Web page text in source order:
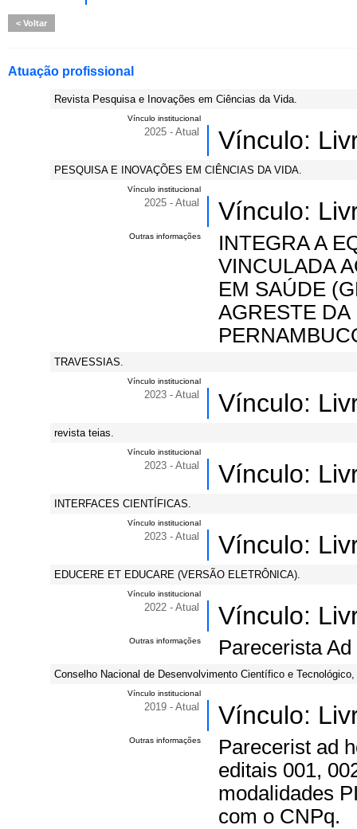
Voltar
Atuação profissional
Revista Pesquisa e Inovações em Ciências da Vida.
Vínculo institucional
2025 - Atual Vínculo:
PESQUISA E INOVAÇÕES EM CIÊNCIAS DA VIDA.
Vínculo institucional
2025 - Atual Vínculo:
Outras informações
INTEGRA A
VINCULADA
EM SAÚDE
AGRESTE
TRAVESSIAS.
Vínculo institucional
2023 - Atual Vínculo:
revista teias.
Vínculo institucional
2023 - Atual Vínculo:
INTERFACES CIENTÍFICAS.
Vínculo institucional
2023 - Atual Vínculo:
EDUCERE ET EDUCARE (VERSÃO ELETRÔNICA).
Vínculo institucional
2022 - Atual Vínculo:
Outras informações Parecerista
Conselho Nacional de Desenvolvimento Científico e
Vínculo institucional
2019 - Atual Vínculo:
Outras informações
Parecerist ad
editais 001,
modalidades
com o CNPq.